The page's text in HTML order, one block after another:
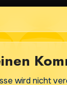
wird nicht